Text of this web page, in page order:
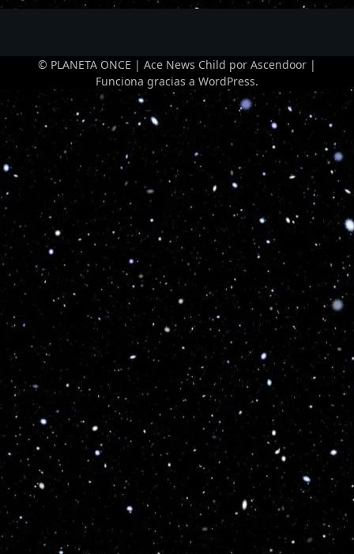
© PLANETA ONCE | Ace News Child por Ascendoor |
Funciona gracias a WordPress.